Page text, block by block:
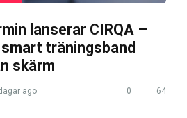
lanserar CIRQA –
träningsband
skärm
ago 0 64